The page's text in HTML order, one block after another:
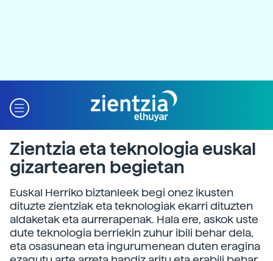
Zientzia eta teknologia euskal
gizartearen begietan
Euskal Herriko biztanleek begi onez ikusten
dituzte zientziak eta teknologiak ekarri dituzten
aldaketak eta aurrerapenak. Hala ere, askok uste
dute teknologia berriekin zuhur ibili behar dela,
eta osasunean eta ingurumenean duten eragina